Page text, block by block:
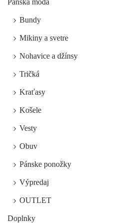
Bundy
Mikiny a svetre
Nohavice a džínsy
Tričká
Kraťasy
Košele
Vesty
Obuv
Pánske ponožky
Výpredaj
OUTLET
Doplnky